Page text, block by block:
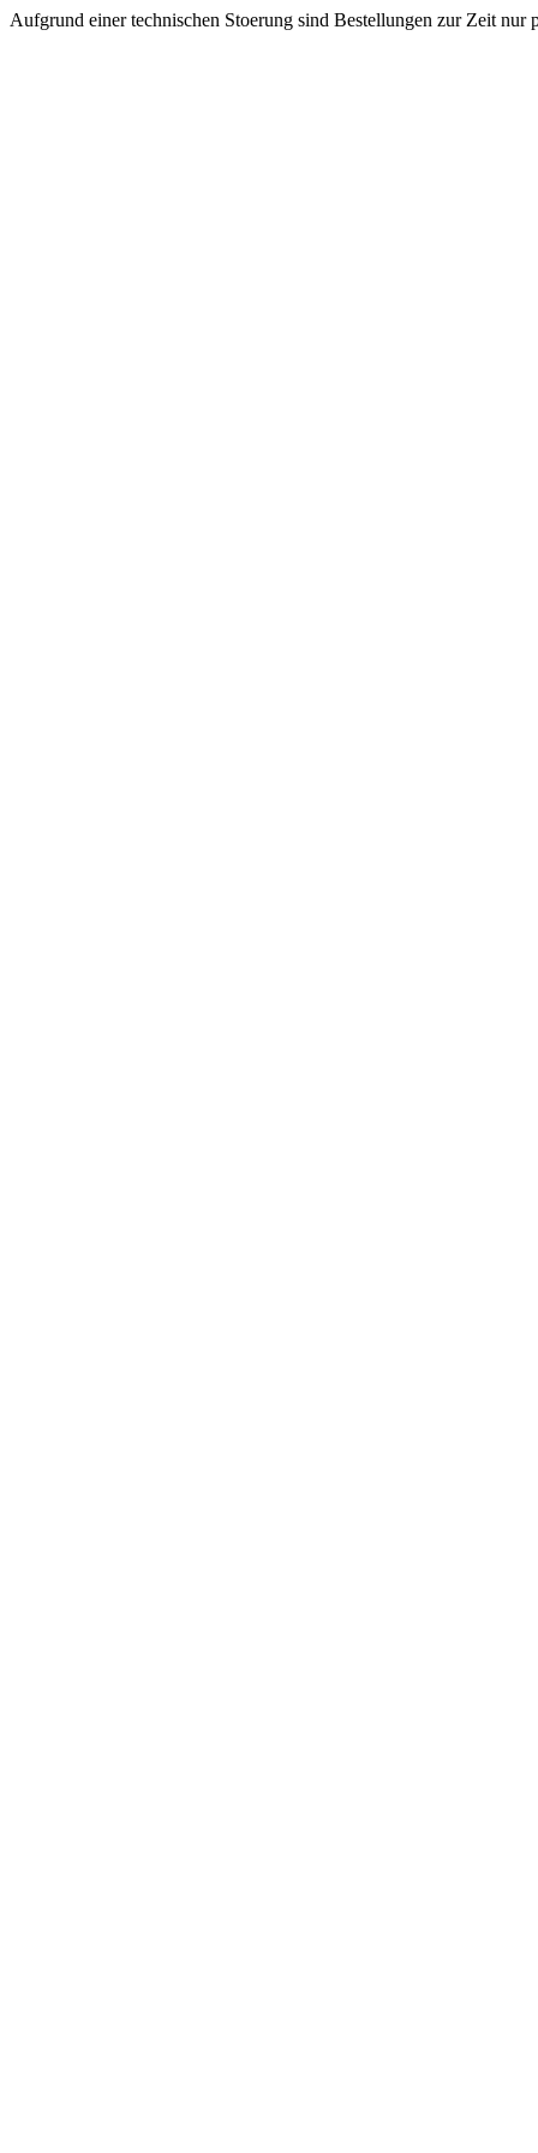
Aufgrund einer technischen Stoerung sind Bestellungen zur Zeit nur